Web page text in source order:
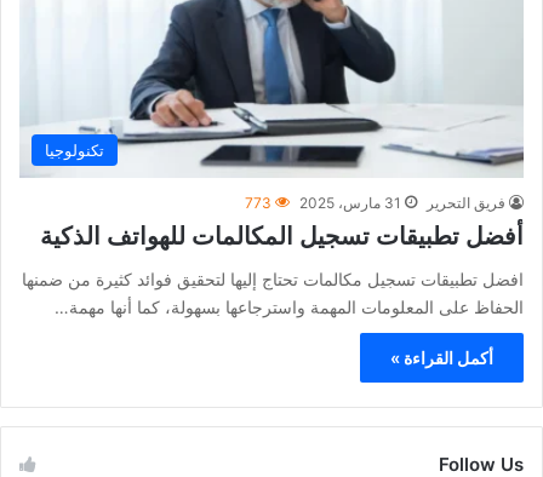
تكنولوجيا
فريق التحرير 31 مارس، 2025 773
أفضل تطبيقات تسجيل المكالمات للهواتف الذكية
افضل تطبيقات تسجيل مكالمات تحتاج إليها لتحقيق فوائد كثيرة من ضمنها
الحفاظ على المعلومات المهمة واسترجاعها بسهولة، كما أنها مهمة…
أكمل القراءة »
Follow Us